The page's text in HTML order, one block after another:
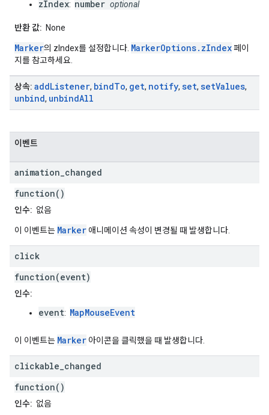
zIndex: number optional
반환 값: None
Marker의 zIndex를 설정합니다. MarkerOptions.zIndex페이
지를 참고하세요.
상속: addListener, bindTo, get, notify, set, setValues,
unbind, unbindAll
이벤트
animation changed
function()
인수: 없음
이 이벤트는 Marker 애니메이션 속성이 변경될 때 발생합니다.
click
function(event)
인수:
event: MapMouseEvent
이 이벤트는 Marker 아이콘을 클릭했을 때 발생합니다.
clickable changed
function()
인수: 없음